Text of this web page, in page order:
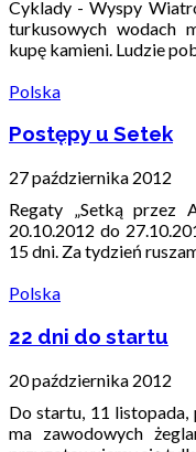
Cyklady - Wyspy
turkusowych wodach
kupę kamieni. Ludzie
Polska
Postępy u Setek
27 października 2012
Regaty „Setką przez
20.10.2012 do
15 dni. Za tydzień
Polska
22 dni do startu
20 października 2012
Do startu, 11 listopada,
ma zawodowych